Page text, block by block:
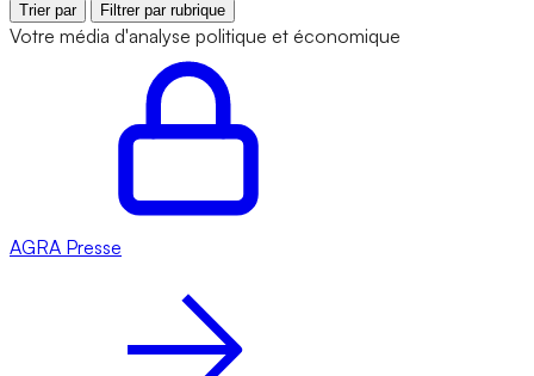
Trier par Filtrer par rubrique
Votre média d'analyse politique et économique
AGRA Presse